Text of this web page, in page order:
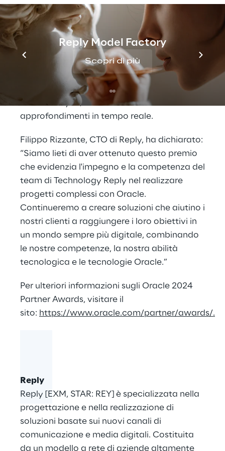
Reply Model Factory
Scopri di più
Il progetto ha comportato la creazione di
una piattaforma per migliorare l'efficienza
operativa. Sfruttando
Oracle Database
servizio Generative AI di Oracle
Cloud Infrastructure (OCI) e algoritmi di
machine learning, il progetto ha migliorato
in modo significativo le capacità di root
cause analysis, fornendo a Bitron
approfondimenti in tempo reale.
Filippo Rizzante, CTO di Reply, ha dichiarato:
“Siamo lieti di aver ottenuto questo premio
che evidenzia l'impegno e la competenza del
team di Technology Reply nel realizzare
progetti complessi con Oracle.
Continueremo a creare soluzioni che aiutino i
nostri clienti a raggiungere i loro obiettivi in
un mondo sempre più digitale, combinando
le nostre competenze, la nostra abilità
tecnologica e le tecnologie Oracle.”
Per ulteriori informazioni sugli Oracle 2024
Partner Awards, visitare il
sito: https://www.oracle.com/partner/awards/.
Reply
Reply [EXM, STAR: REY] è specializzata nella
progettazione e nella realizzazione di
soluzioni basate sui nuovi canali di
comunicazione e media digitali. Costituita
da un modello a rete di aziende altamente